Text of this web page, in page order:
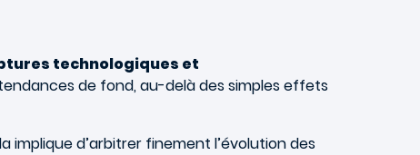
technologiques et
de fond, au-delà des simples effets
implique d’arbitrer finement l’évolution des